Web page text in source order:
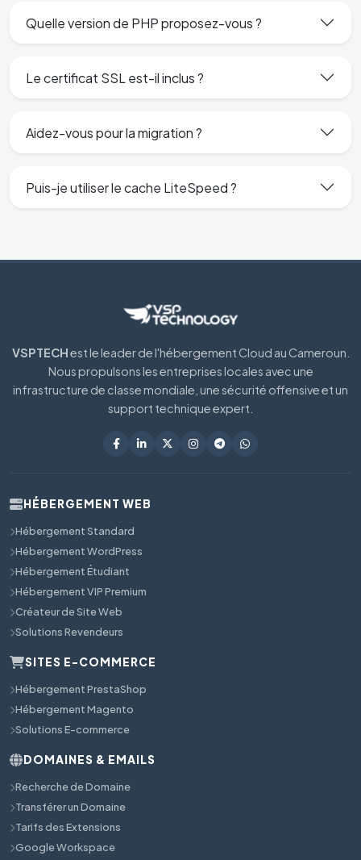
Quelle version de PHP proposez-vous ?
Le certificat SSL est-il inclus ?
Aidez-vous pour la migration ?
Puis-je utiliser le cache LiteSpeed ?
VSPTECHest le leader de l'hébergement Cloud au Cameroun.
Nous propulsons les entreprises locales avec une
infrastructure de classe mondiale, une sécurité offensive et un
support technique expert.
HÉBERGEMENT WEB
Hébergement Standard
Hébergement WordPress
Hébergement Étudiant
Hébergement VIP Premium
Créateur de Site Web
Solutions Revendeurs
SITES E-COMMERCE
Hébergement PrestaShop
Hébergement Magento
Solutions E-commerce
DOMAINES & EMAILS
Recherche de Domaine
Transférer un Domaine
Tarifs des Extensions
Google Workspace